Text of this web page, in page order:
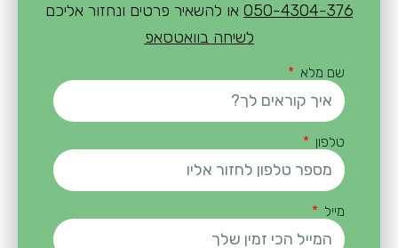
050-4304-376 או להשאיר פרטים ונחזור אליכם
לשיחה בוואטסאפ
שם מלא
טלפון
מייל